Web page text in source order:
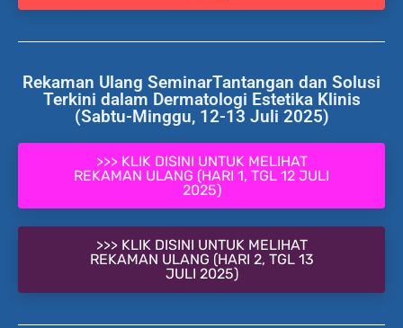
Rekaman Ulang SeminarTantangan dan Solusi
Terkini dalam Dermatologi Estetika Klinis
(Sabtu-Minggu, 12-13 Juli 2025)
>>> KLIK DISINI UNTUK MELIHAT
REKAMAN ULANG (HARI 1, TGL 12 JULI
2025)
>>> KLIK DISINI UNTUK MELIHAT
REKAMAN ULANG (HARI 2, TGL 13
JULI 2025)